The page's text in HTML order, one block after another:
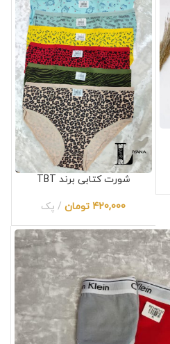
شورت کتابی برند TBT
420,000 تومان پک